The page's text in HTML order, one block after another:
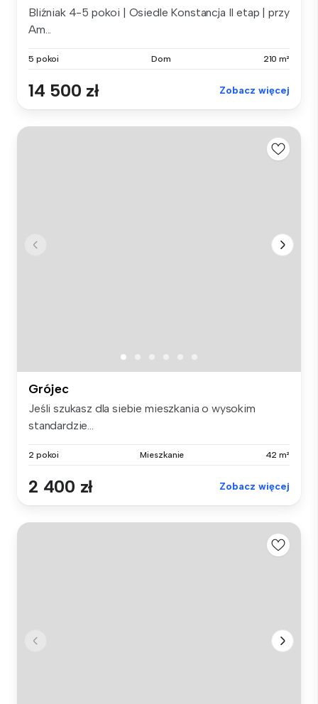
Bliźniak 4-5 pokoi | Osiedle Konstancja II etap | przy
Am...
5 pokoi Dom 210 m²
14 500 zł Zobacz więcej
Grójec
Jeśli szukasz dla siebie mieszkania o wysokim
standardzie...
2 pokoi Mieszkanie 42 m²
2 400 zł Zobacz więcej